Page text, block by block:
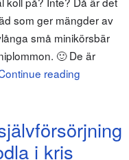
som ger mängder av
små minikörsbär
🙂 De är
reading
i kris